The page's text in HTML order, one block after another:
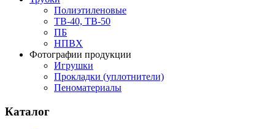
Полиэтиленовые
ТВ-40, ТВ-50
ПБ
НПВХ
Фотографии продукции
Игрушки
Прокладки (уплотнители)
Пеноматериалы
Каталог